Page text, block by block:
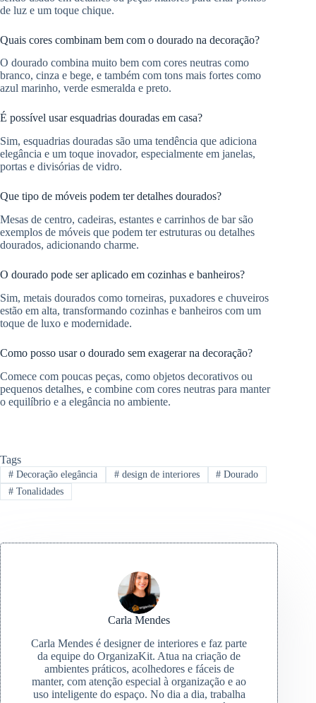
de luz e um toque chique.
Quais cores combinam bem com o dourado na decoração?
O dourado combina muito bem com cores neutras como
branco, cinza e bege, e também com tons mais fortes como
azul marinho, verde esmeralda e preto.
É possível usar esquadrias douradas em casa?
Sim, esquadrias douradas são uma tendência que adiciona
elegância e um toque inovador, especialmente em janelas,
portas e divisórias de vidro.
Que tipo de móveis podem ter detalhes dourados?
Mesas de centro, cadeiras, estantes e carrinhos de bar são
exemplos de móveis que podem ter estruturas ou detalhes
dourados, adicionando charme.
O dourado pode ser aplicado em cozinhas e banheiros?
Sim, metais dourados como torneiras, puxadores e chuveiros
estão em alta, transformando cozinhas e banheiros com um
toque de luxo e modernidade.
Como posso usar o dourado sem exagerar na decoração?
Comece com poucas peças, como objetos decorativos ou
pequenos detalhes, e combine com cores neutras para manter
o equilíbrio e a elegância no ambiente.
Tags
#Decoração elegância #design de interiores # Dourado
#Tonalidades
Carla Mendes
Carla Mendes é designer de interiores e faz parte
da equipe do OrganizaKit. Atua na criação de
ambientes práticos, acolhedores e fáceis de
manter, com atenção especial à organização e ao
uso inteligente do espaço. No dia a dia, trabalha